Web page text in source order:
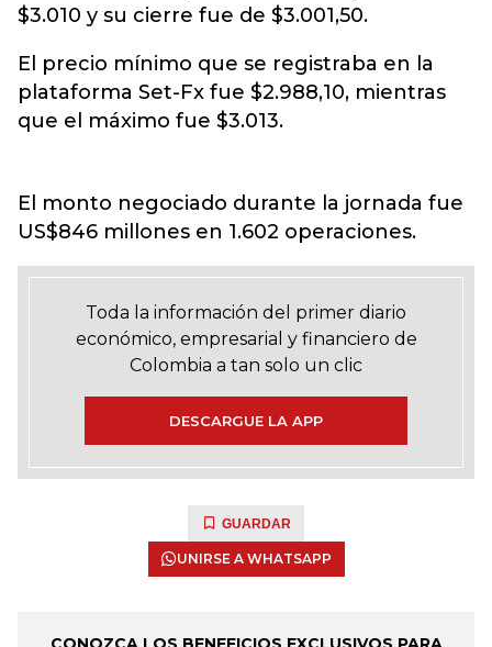
$3.010 y su cierre fue de $3.001,50.
El precio mínimo que se registraba en la
plataforma Set-Fx fue $2.988,10, mientras
que el máximo fue $3.013.
El monto negociado durante la jornada fue
US$846 millones en 1.602 operaciones.
Toda la información del primer diario
económico, empresarial y financiero de
Colombia a tan solo un clic
DESCARGUE LA APP
GUARDAR
UNIRSE A WHATSAPP